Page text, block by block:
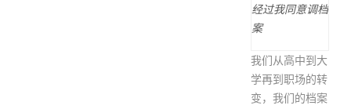
我们从高中到大
学再到职场的转
变，我们的档案